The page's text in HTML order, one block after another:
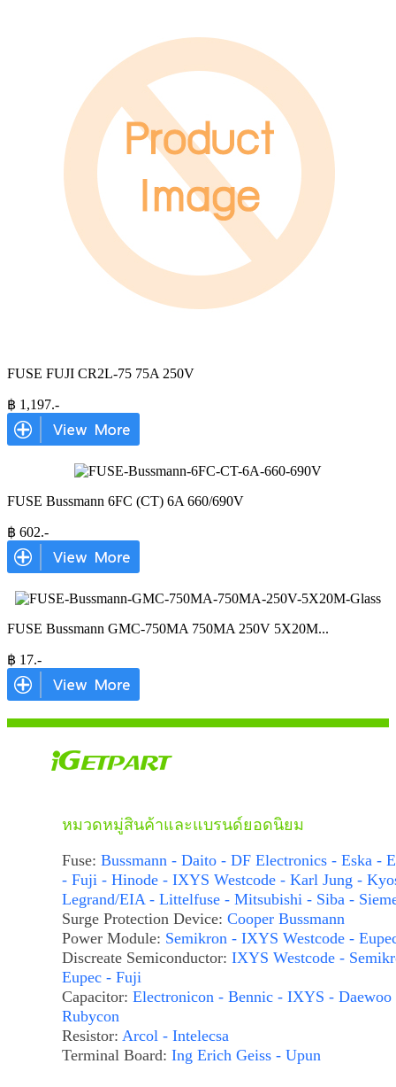
FUSE FUJI CR2L-75 75A 250V
฿ 1,197.-
FUSE Bussmann 6FC (CT) 6A 660/690V
฿ 602.-
FUSE Bussmann GMC-750MA 750MA 250V 5X20M...
฿ 17.-
หมวดหมู่สินค้าและแบรนด์ยอดนิยม
Fuse: Bussmann - Daito - DF Electronics - Eska -
- Fuji - Hinode - IXYS Westcode - Karl Jung -
Legrand/EIA - Littelfuse - Mitsubishi - Siba -
Surge Protection Device: Cooper Bussmann
Power Module: Semikron - IXYS Westcode -
Discreate Semiconductor: IXYS Westcode -
Eupec - Fuji
Capacitor: Electronicon - Bennic - IXYS - Daewoo
Rubycon
Resistor: Arcol - Intelecsa
Terminal Board: Ing Erich Geiss - Upun